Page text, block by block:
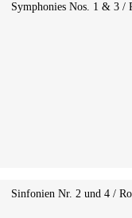
Symphonies Nos. 1 & 3 /
Sinfonien Nr. 2 und 4 /